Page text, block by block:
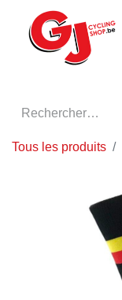
Tous les produits